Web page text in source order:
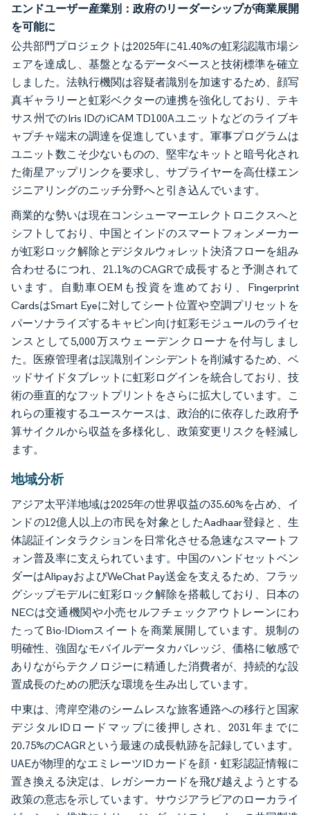
エンドユーザー産業別：政府のリーダーシップが商業展開
を可能に
公共部門プロジェクトは2025年に41.40%の虹彩認識市場シ
ェアを達成し、基盤となるデータベースと技術標準を確立
しました。法執行機関は容疑者識別を加速するため、顔写
真ギャラリーと虹彩ベクターの連携を強化しており、テキ
サス州でのIris IDのiCAM TD100Aユニットなどのライブキ
ャプチャ端末の調達を促進しています。軍事プログラムは
ユニット数こそ少ないものの、堅牢なキットと暗号化され
た衛星アップリンクを要求し、サプライヤーを高仕様エン
ジニアリングのニッチ分野へと引き込んでいます。
商業的な勢いは現在コンシューマーエレクトロニクスへと
シフトしており、中国とインドのスマートフォンメーカー
が虹彩ロック解除とデジタルウォレット決済フローを組み
合わせるにつれ、21.1%のCAGRで成長すると予測されて
います。自動車OEMも投資を進めており、Fingerprint
CardsはSmart Eyeに対してシート位置や空調プリセットを
パーソナライズするキャビン向け虹彩モジュールのライセ
ンスとして5,000万スウェーデンクローナを付与しまし
た。医療管理者は誤識別インシデントを削減するため、ベ
ッドサイドタブレットに虹彩ログインを統合しており、技
術の垂直的なフットプリントをさらに拡大しています。こ
れらの重複するユースケースは、政治的に依存した政府予
算サイクルから収益を多様化し、政策変更リスクを軽減し
ます。
地域分析
アジア太平洋地域は2025年の世界収益の35.60%を占め、イ
ンドの12億人以上の市民を対象としたAadhaar登録と、生
体認証インタラクションを日常化させる急速なスマートフ
ォン普及率に支えられています。中国のハンドセットベン
ダーはAlipayおよびWeChat Pay送金を支えるため、フラッ
グシップモデルに虹彩ロック解除を搭載しており、日本の
NECは交通機関や小売セルフチェックアウトレーンにわ
たってBio-IDiomスイートを商業展開しています。規制の
明確性、強固なモバイルデータカバレッジ、価格に敏感で
ありながらテクノロジーに精通した消費者が、持続的な設
置成長のための肥沃な環境を生み出しています。
中東は、湾岸空港のシームレスな旅客通路への移行と国家
デジタルIDロードマップに後押しされ、2031年までに
20.75%のCAGRという最速の成長軌跡を記録しています。
UAEが物理的なエミレーツIDカードを顔・虹彩認証情報に
置き換える決定は、レガシーカードを飛び越えようとする
政策の意志を示しています。サウジアラビアのローカライ